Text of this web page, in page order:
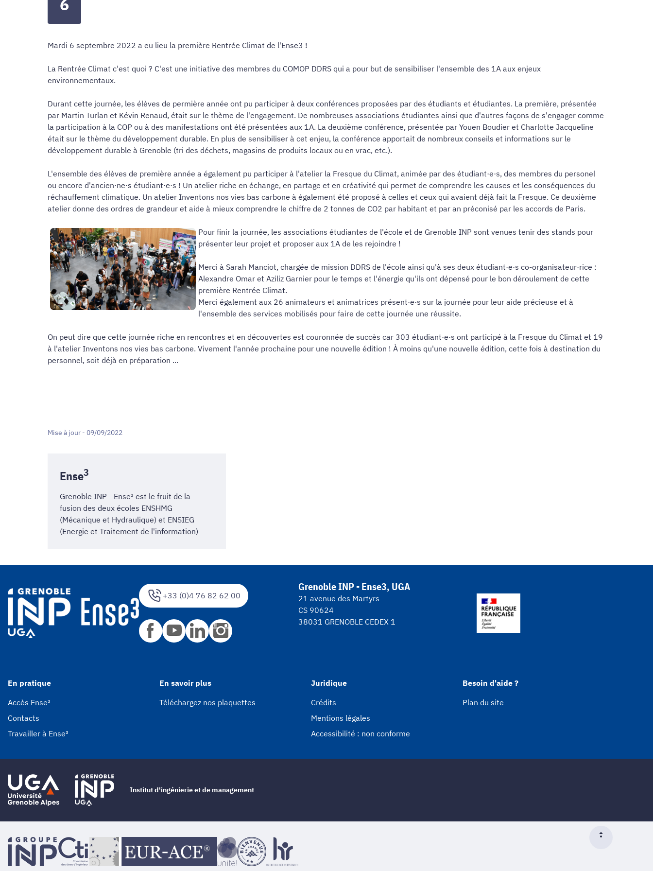
6
Mardi 6 septembre 2022 a eu lieu la première Rentrée Climat de l'Ense3 !
La Rentrée Climat c'est quoi ? C'est une initiative des membres du COMOP DDRS qui a pour but de sensibiliser l'ensemble des 1A aux enjeux
environnementaux.
Durant cette journée, les élèves de permière année ont pu participer à deux conférences proposées par des étudiants et étudiantes. La première, présentée
par Martin Turlan et Kévin Renaud, était sur le thème de l'engagement. De nombreuses associations étudiantes ainsi que d'autres façons de s'engager comme
la participation à la COP ou à des manifestations ont été présentées aux 1A. La deuxième conférence, présentée par Youen Boudier et Charlotte Jacqueline
était sur le thème du développement durable. En plus de sensibiliser à cet enjeu, la conférence apportait de nombreux conseils et informations sur le
développement durable à Grenoble (tri des déchets, magasins de produits locaux ou en vrac, etc.).
L'ensemble des élèves de première année a également pu participer à l'atelier la Fresque du Climat, animée par des étudiant·e·s, des membres du personel
ou encore d'ancien·ne·s étudiant·e·s ! Un atelier riche en échange, en partage et en créativité qui permet de comprendre les causes et les conséquences du
réchauffement climatique. Un atelier Inventons nos vies bas carbone à également été proposé à celles et ceux qui avaient déjà fait la Fresque. Ce deuxième
atelier donne des ordres de grandeur et aide à mieux comprendre le chiffre de 2 tonnes de CO2 par habitant et par an préconisé par les accords de Paris.
Pour finir la journée, les associations étudiantes de l'école et de Grenoble INP sont venues tenir des stands pour
présenter leur projet et proposer aux 1A de les rejoindre !
Merci à Sarah Manciot, chargée de mission DDRS de l'école ainsi qu'à ses deux étudiant·e·s co-organisateur·rice :
Alexandre Omar et Aziliz Garnier pour le temps et l'énergie qu'ils ont dépensé pour le bon déroulement de cette
première Rentrée Climat.
Merci également aux 26 animateurs et animatrices présent·e·s sur la journée pour leur aide précieuse et à
l'ensemble des services mobilisés pour faire de cette journée une réussite.
On peut dire que cette journée riche en rencontres et en découvertes est couronnée de succès car 303 étudiant·e·s ont participé à la Fresque du Climat et 19
à l'atelier Inventons nos vies bas carbone. Vivement l'année prochaine pour une nouvelle édition ! À moins qu'une nouvelle édition, cette fois à destination du
personnel, soit déjà en préparation ...
Mise à jour - 09/09/2022
Ense3
Grenoble INP - Ense³ est le fruit de la
fusion des deux écoles ENSHMG
(Mécanique et Hydraulique) et ENSIEG
(Energie et Traitement de l'information)
+33 (0)4 76 82 62 00
Grenoble INP - Ense3, UGA
21 avenue des Martyrs
CS 90624
38031 GRENOBLE CEDEX 1
En pratique
Accès Ense³
Contacts
Travailler à Ense³
En savoir plus
Téléchargez nos plaquettes
Juridique
Crédits
Mentions légales
Accessibilité : non conforme
Besoin d'aide ?
Plan du site
Institut d'ingénierie et de management